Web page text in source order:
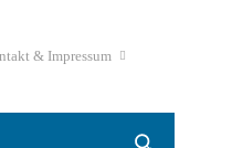
& Impressum